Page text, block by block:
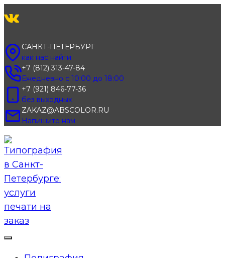
к
САНКТ-ПЕТЕРБУРГ
как нас найти
+7 (812) 313-47-84
Ежедневно с 10:00 до 18:00
+7 (921) 846-77-36
без выходных
ZAKAZ@ABSCOLOR.RU
Напишите нам